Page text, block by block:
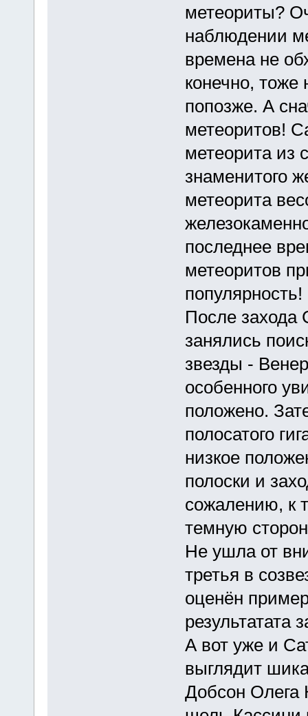
метеориты?
наблюдении
времена не
конечно,
попозже. А
метеоритов!
метеорита из
знаменитого
метеорита
последнее
метеоритов
популярность!
После захода
занялись
звезды -
особенного
положено.
полосатого
низкое
полоски и
сожалению, к
темную
Не ушла от
третья в
оценён
результатата
А вот уже и
выглядит
Добсон Олега